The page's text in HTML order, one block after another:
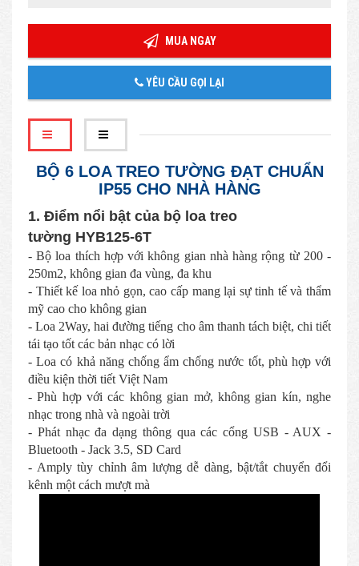
MUA NGAY
YÊU CẦU GỌI LẠI
BỘ 6 LOA TREO TƯỜNG ĐẠT CHUẨN
IP55 CHO NHÀ HÀNG
1. Điểm nổi bật của bộ loa treo
tường HYB125-6T
- Bộ loa thích hợp với không gian nhà hàng rộng từ 200 -
250m2, không gian đa vùng, đa khu
- Thiết kế loa nhỏ gọn, cao cấp mang lại sự tinh tế và thẩm
mỹ cao cho không gian
- Loa 2Way, hai đường tiếng cho âm thanh tách biệt, chi tiết
tái tạo tốt các bản nhạc có lời
- Loa có khả năng chống ẩm chống nước tốt, phù hợp với
điều kiện thời tiết Việt Nam
- Phù hợp với các không gian mở, không gian kín, nghe
nhạc trong nhà và ngoài trời
- Phát nhạc đa dạng thông qua các cổng USB - AUX -
Bluetooth - Jack 3.5, SD Card
- Amply tùy chỉnh âm lượng dễ dàng, bật/tắt chuyển đổi
kênh một cách mượt mà